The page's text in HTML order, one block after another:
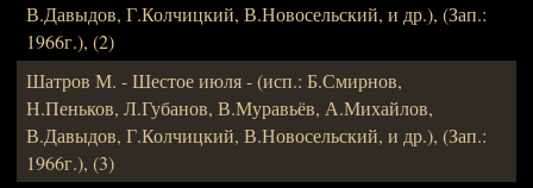
В.Давыдов, Г.Колчицкий, В.Новосельский, и др.), (Зап.:
1966г.), (2)
Шатров М. - Шестое июля - (исп.: Б.Смирнов,
Н.Пеньков, Л.Губанов, В.Муравьёв, А.Михайлов,
В.Давыдов, Г.Колчицкий, В.Новосельский, и др.), (Зап.:
1966г.), (3)